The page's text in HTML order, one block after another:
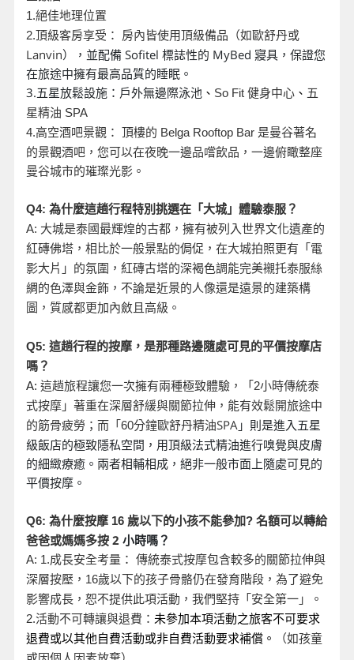
1.絕佳地理位置
2.頂級客房享受： 房內皆使用頂級備品（如歐舒丹或
Lanvin），並配備 Sofitel 標誌性的 MyBed 寢具，保證您
在旅途中擁有最高品質的睡眠。
3.五星放鬆設施：戶外無邊際泳池 、 So Fit 健身中心、 五
星精油 SPA
4.高空酒吧景觀： 頂樓的 Belga Rooftop Bar 是曼谷著名
的景觀酒吧，您可以在夜晚一邊品嚐飲品，一邊俯瞰整座
曼谷城市的璀璨光影。
Q4: 為什麼這趟行程特別挑選在「大城」體驗泰服？
A: 大城是泰國最輝煌的古都，擁有被列入世界文化遺產的
紅磚佛塔，相比於一般景點的侷促，在大城拍照更有「電
影大片」的氛圍，紅磚古塔的深褐色調能完美襯托泰服絲
綢的色澤與金飾，不論是近景的人像還是遠景的建築構
圖，質感都更加內斂且高級。
Q5: 這趟行程的按摩，是那種路邊隨處可見的平價按摩店
嗎？
A: 這趟旅程讓您一次擁有兩種極致體驗，「2小時傳統泰
式按摩」著重在深層舒緩與關節拉伸，能有效鬆開旅途中
的筋骨疲勞；而「60分鐘歐舒丹精油SPA 」則是進入五星
級飯店的極致隱私空間，用頂級法式精油進行嗅覺與皮膚
的細緻療癒。兩者相輔相成，絕非一般市面上隨處可見的
平價按摩。
Q6: 為什麼按摩 16 歲以下的小孩不能參加? 名額可以轉給
爸爸或媽媽多按 2 小時嗎？
A: 1.成長安全考量： 傳統泰式按摩包含較多的關節拉伸與
深層按壓，16歲以下的孩子骨骼仍在發育階段，為了避免
影響成長，恕不提供此項活動，我們堅持「安全第一」。
2.活動不可轉讓與退費： 未參加本項活動之旅客不可要求
退費或以其他自費活動或非自費活動要求補償。
（如孩童